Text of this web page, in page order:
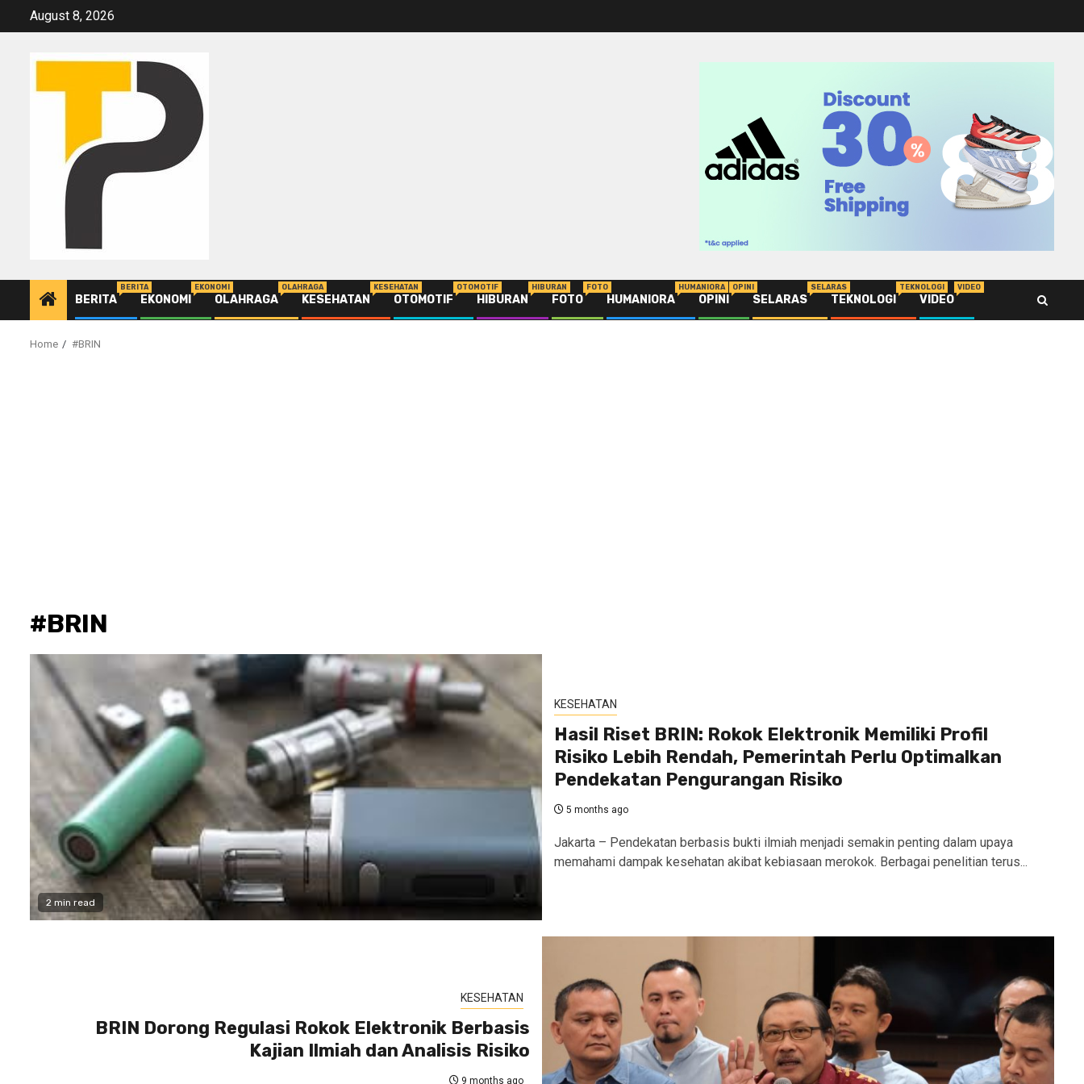
August 8, 2026
BERITA
BERITA
EKONOMI
EKONOMI
OLAHRAGA
OLAHRAGA
KESEHATAN
KESEHATAN
OTOMOTIF
OTOMOTIF
HIBURAN
HIBURAN
FOTO
FOTO
HUMANIORA
HUMANIORA
OPINI
OPINI
SELARAS
SELARAS
TEKNOLOGI
TEKNOLOGI
VIDEO
VIDEO
Home #BRIN
#BRIN
2 min read
KESEHATAN
Hasil Riset BRIN: Rokok Elektronik Memiliki Profil
Risiko Lebih Rendah, Pemerintah Perlu Optimalkan
Pendekatan Pengurangan Risiko
5 months ago
Jakarta – Pendekatan berbasis bukti ilmiah menjadi semakin penting dalam upaya
memahami dampak kesehatan akibat kebiasaan merokok. Berbagai penelitian terus...
KESEHATAN
BRIN Dorong Regulasi Rokok Elektronik Berbasis
Kajian Ilmiah dan Analisis Risiko
9 months ago